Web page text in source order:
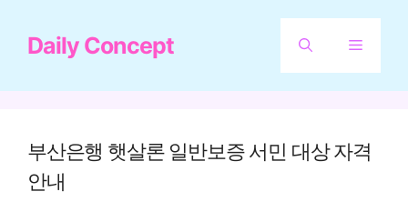
Daily Concept 메
부산은행 햇살론 일반보증 서민 대상 자격
안내